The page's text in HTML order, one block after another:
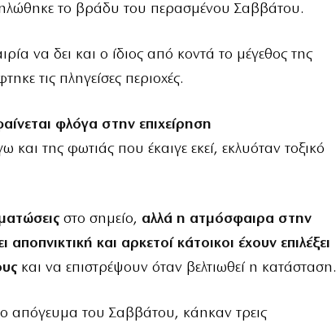
το βράδυ του περασμένου Σαββάτου.
να δει και ο ίδιος από κοντά το μέγεθος της
τις πληγείσες περιοχές.
φλόγα στην επιχείρηση
και της φωτιάς που έκαιγε εκεί, εκλυόταν τοξικό
στο σημείο, αλλά η ατμόσφαιρα στην
και αρκετοί κάτοικοι έχουν επιλέξει
και να επιστρέψουν όταν βελτιωθεί η κατάσταση.
απόγευμα του Σαββάτου, κάηκαν τρεις